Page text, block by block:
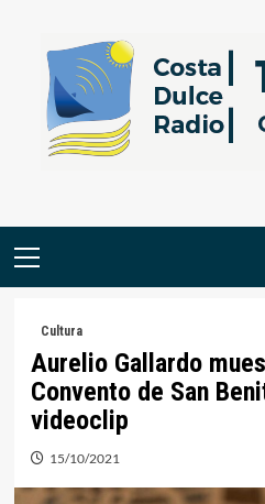
contenido
Menú
Cultura
Aurelio Gallardo
Convento de San
videoclip
15/10/2021